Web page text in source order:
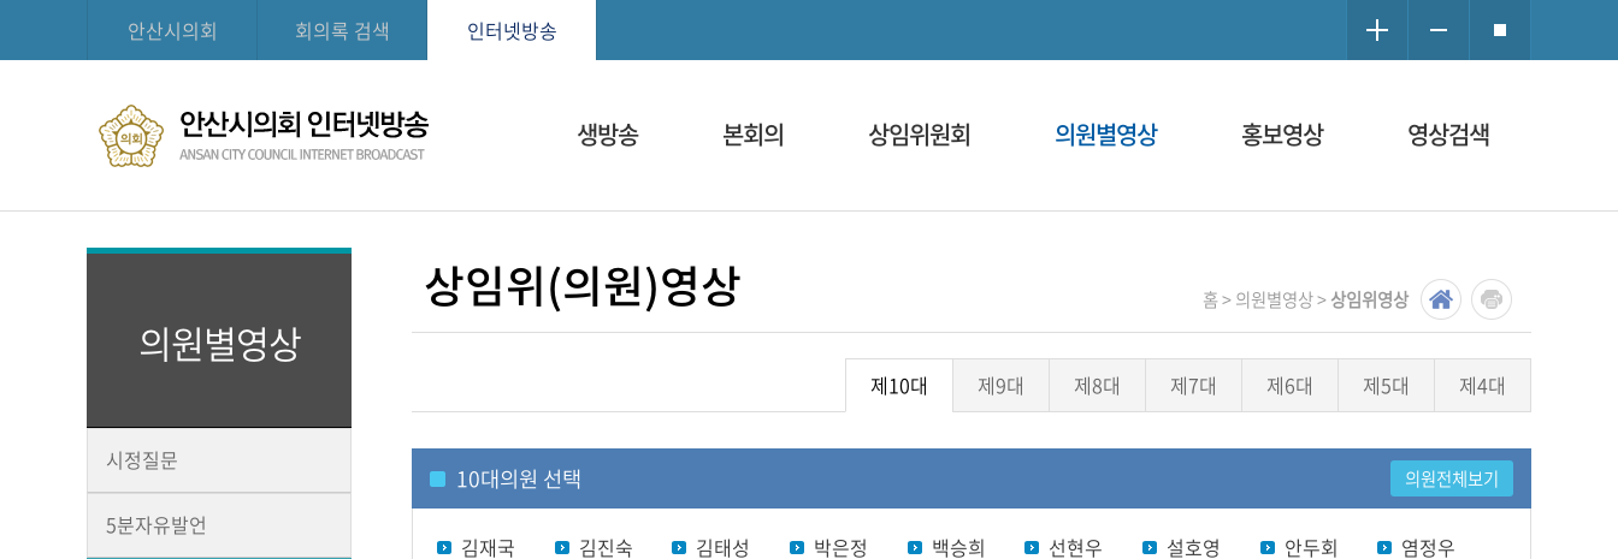
안산시의회 회의록 검색 인터넷방송
생방송 본회의 상임위원회 의원별영상 홍보영상 영상검색
의원별영상
시정질문
5분자유발언
홈 > 의원별영상 >상임위영상
상임위(의원)영상
제10대 제9대 제8대 제7대 제6대 제5대 제4대
10대의원 선택 의원전체보기
김재국 김진숙 김태성 박은정 백승희 선현우 설호영 안두회
염정우